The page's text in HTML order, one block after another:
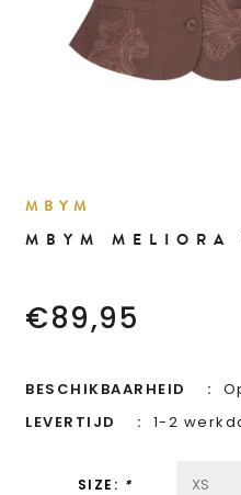
MBYM
MBYM MELIORA
€89,95
BESCHIKBAARHEID
LEVERTIJD
1-2
SIZE: *